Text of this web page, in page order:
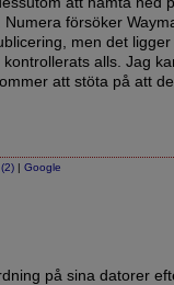
försöker
men det
alls. Jag
att stöta på att
| Google
på sina datorer